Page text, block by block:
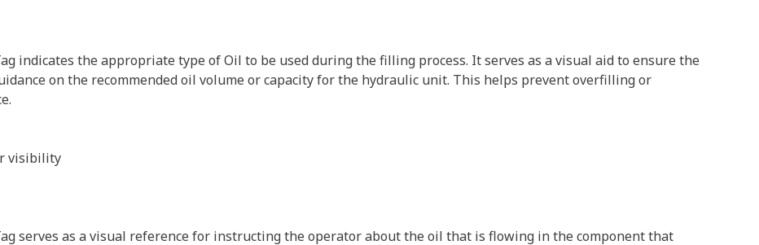
indicates the appropriate type of Oil to be used during the filling process. It serves as a visual aid to ensure the
on the recommended oil volume or capacity for the hydraulic unit. This helps prevent overfilling or
visibility
serves as a visual reference for instructing the operator about the oil that is flowing in the component that